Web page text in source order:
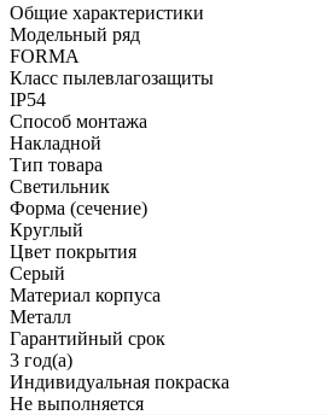
Общие характеристики
Модельный ряд
FORMA
Класс пылевлагозащиты
IP54
Способ монтажа
Накладной
Тип товара
Светильник
Форма (сечение)
Круглый
Цвет покрытия
Серый
Материал корпуса
Металл
Гарантийный срок
3 год(а)
Индивидуальная покраска
Не выполняется